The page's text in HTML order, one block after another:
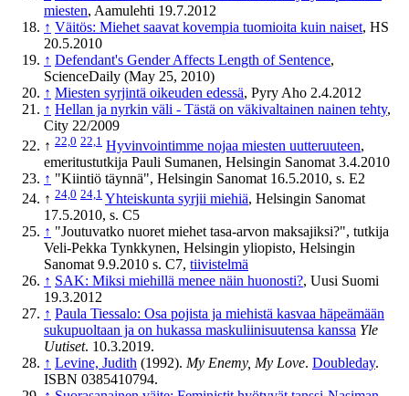
miesten, Aamulehti 19.7.2012
↑ Väitös: Miehet saavat kovempia tuomioita kuin naiset, HS
20.5.2010
↑ Defendant's Gender Affects Length of Sentence,
ScienceDaily (May 25, 2010)
↑ Miesten syrjintä oikeuden edessä, Pyry Aho 2.4.2012
↑ Hellan ja nyrkin väli - Tästä on väkivaltainen nainen tehty,
City 22/2009
↑ 22,0 22,1 Hyvinvointimme nojaa miesten uutteruuteen,
emeritustutkija Pauli Sumanen, Helsingin Sanomat 3.4.2010
↑ "Kiintiö täynnä", Helsingin Sanomat 16.5.2010, s. E2
↑ 24,0 24,1 Yhteiskunta syrjii miehiä, Helsingin Sanomat
17.5.2010, s. C5
↑ "Joutuvatko nuoret miehet tasa-arvon maksajiksi?", tutkija
Veli-Pekka Tynkkynen, Helsingin yliopisto, Helsingin
Sanomat 9.9.2010 s. C7, tiivistelmä
↑ SAK: Miksi miehillä menee näin huonosti?, Uusi Suomi
19.3.2012
↑ Paula Tiessalo: Osa pojista ja miehistä kasvaa häpeämään
sukupuoltaan ja on hukassa maskuliinisuutensa kanssa Yle
Uutiset. 10.3.2019.
↑ Levine, Judith (1992). My Enemy, My Love. Doubleday.
ISBN 0385410794.